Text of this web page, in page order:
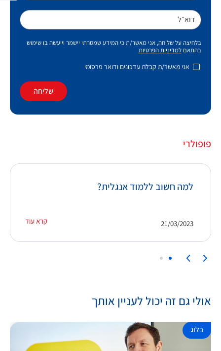
דוא״ל
בלחיצה על שליחה, אני מאשר/ת כי המידע שמסרתי יישמר וייעשה בו שימוש
בהתאם למדיניות הפרטיות
אני מאשר/ת קבלת עדכונים ודואר פרסומי
שליחה
פופולרי
למה חשוב ללמוד אנגלית?
קרא עוד 21/03/2023
אולי גם זה יכול לעניין אותך
בלוג